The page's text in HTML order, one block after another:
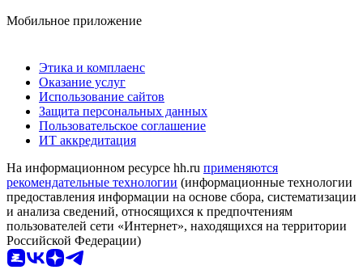
Мобильное приложение
Этика и комплаенс
Оказание услуг
Использование сайтов
Защита персональных данных
Пользовательское соглашение
ИТ аккредитация
На информационном ресурсе hh.ru применяются
рекомендательные технологии (информационные технологии
предоставления информации на основе сбора, систематизации
и анализа сведений, относящихся к предпочтениям
пользователей сети «Интернет», находящихся на территории
Российской Федерации)